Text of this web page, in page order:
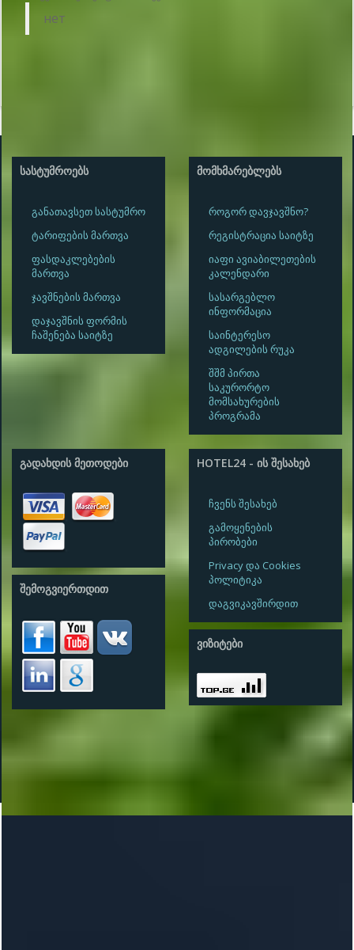
нет
ᲡᲐᲡᲢᲣᲛᲠᲝᲔᲑᲡ
განათავსეთ სასტუმრო
ტარიფების მართვა
ფასდაკლებების
მართვა
ჯავშნების მართვა
დაჯავშნის ფორმის
ჩაშენება საიტზე
ᲛᲝᲛᲮᲛᲐᲠᲔᲑᲚᲔᲑᲡ
როგორ დავჯავშნო?
რეგისტრაცია საიტზე
იაფი ავიაბილეთების
კალენდარი
სასარგებლო
ინფორმაცია
საინტერესო
ადგილების რუკა
შშმ პირთა
საკურორტო
მომსახურების
პროგრამა
ᲒᲐᲓᲐᲮᲓᲘᲡ ᲛᲔᲗᲝᲓᲔᲑᲘ
ᲨᲔᲛᲝᲒᲕᲘᲔᲠᲗᲓᲘᲗ
HOTEL24 - ᲘᲡ ᲨᲔᲡᲐᲮᲔᲑ
ჩვენს შესახებ
გამოყენების
პირობები
Privacy და Cookies
პოლიტიკა
დაგვიკავშირდით
ᲕᲘᲖᲘᲢᲔᲑᲘ